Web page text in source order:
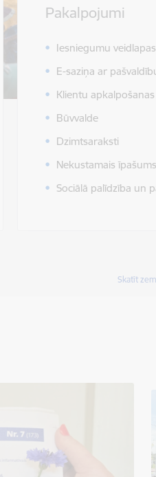
Pakalpojumi
Iesniegumu veidlapas
E-saziņa ar
Klientu
Būvvalde
Dzimtsaraksti
Nekustamais īpašums
Sociālā palīdzība un
Skatīt